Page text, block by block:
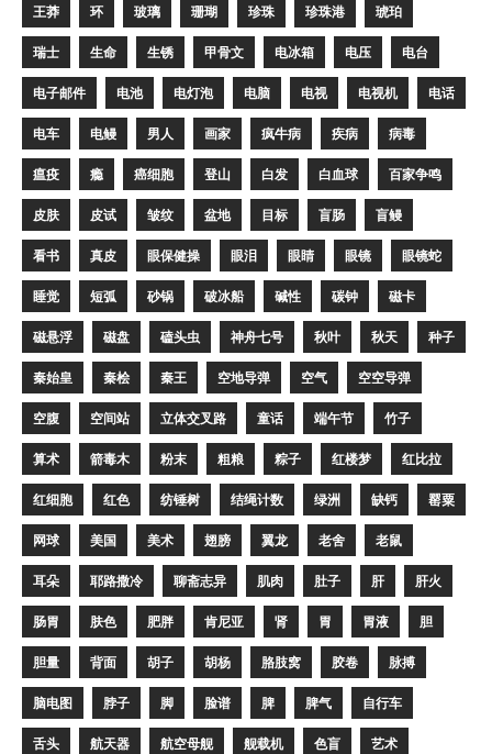
王莽 环 玻璃 珊瑚 珍珠 珍珠港 琥珀
瑞士 生命 生锈 甲骨文 电冰箱 电压 电台
电子邮件 电池 电灯泡 电脑 电视 电视机 电话
电车 电鳗 男人 画家 疯牛病 疾病 病毒
瘟疫 瘾 癌细胞 登山 白发 白血球 百家争鸣
皮肤 皮试 皱纹 盆地 目标 盲肠 盲鳗
看书 真皮 眼保健操 眼泪 眼睛 眼镜 眼镜蛇
睡觉 短弧 砂锅 破冰船 碱性 碳钟 磁卡
磁悬浮 磁盘 磕头虫 神舟七号 秋叶 秋天 种子
秦始皇 秦桧 秦王 空地导弹 空气 空空导弹
空腹 空间站 立体交叉路 童话 端午节 竹子
算术 箭毒木 粉末 粗粮 粽子 红楼梦 红比拉
红细胞 红色 纺锤树 结绳计数 绿洲 缺钙 罂粟
网球 美国 美术 翅膀 翼龙 老舍 老鼠
耳朵 耶路撒冷 聊斋志异 肌肉 肚子 肝 肝火
肠胃 肤色 肥胖 肯尼亚 肾 胃 胃液 胆
胆量 背面 胡子 胡杨 胳肢窝 胶卷 脉搏
脑电图 脖子 脚 脸谱 脾 脾气 自行车
舌头 航天器 航空母舰 舰载机 色盲 艺术